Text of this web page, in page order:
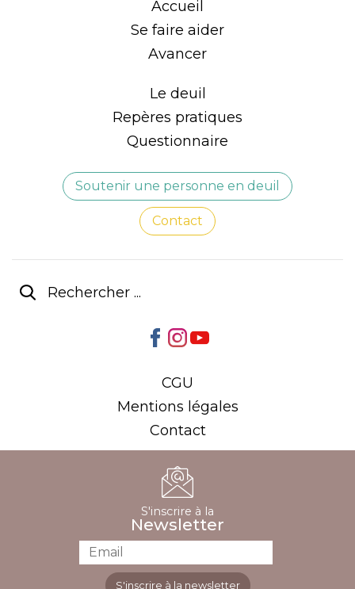
Accueil
Se faire aider
Avancer
Le deuil
Repères pratiques
Questionnaire
Soutenir une personne en deuil
Contact
CGU
Mentions légales
Contact
S'inscrire à la
Newsletter
S'inscrire à la newsletter